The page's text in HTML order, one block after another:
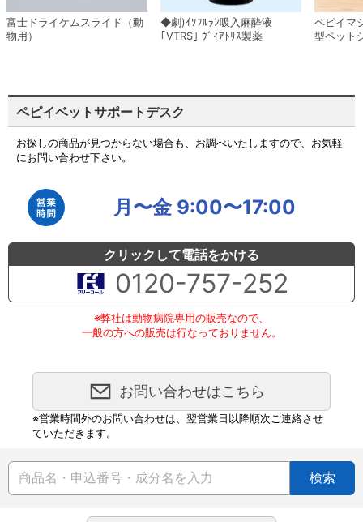
富士ドライケムスライド（動
物用）
◆劇)ｲｿﾌﾙﾗﾝ吸入麻酔液
｢VTRS｣ ｳﾞｨｱﾄﾘｽ製薬
ペピイマ
型ペット
ペピイベットサポートデスク
お探しの商品が見つからない場合も、お調べいたしますので、お気軽
にお問い合わせ下さい。
月〜金 9:00〜17:00
クリックして電話をかける
0120-757-252
※弊社は動物病院専用の販売なので、
一般の方への販売は行なっておりません。
お問い合わせはこちら
※営業時間外のお問い合わせは、翌営業日以降順次ご連絡させ
ていただきます。
検索